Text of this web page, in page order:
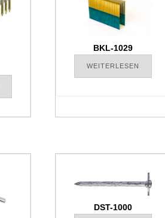
BKL-1029
WEITERLESEN
DST-1000